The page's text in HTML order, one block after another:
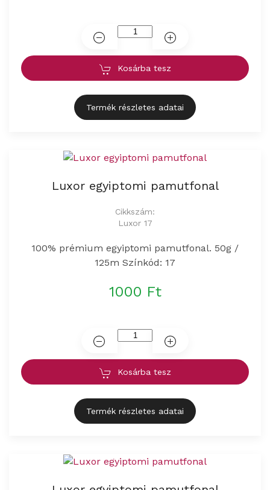
Kosárba tesz
Termék részletes adatai
Luxor egyiptomi pamutfonal
Cikkszám:
Luxor 17
100% prémium egyiptomi pamutfonal. 50g /
125m Színkód: 17
1000 Ft
Kosárba tesz
Termék részletes adatai